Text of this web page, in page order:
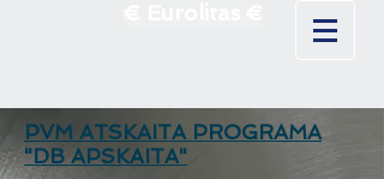
PVM ATSKAITA PROGRAMA
"DB APSKAITA"